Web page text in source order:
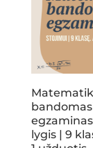
lygis | 9